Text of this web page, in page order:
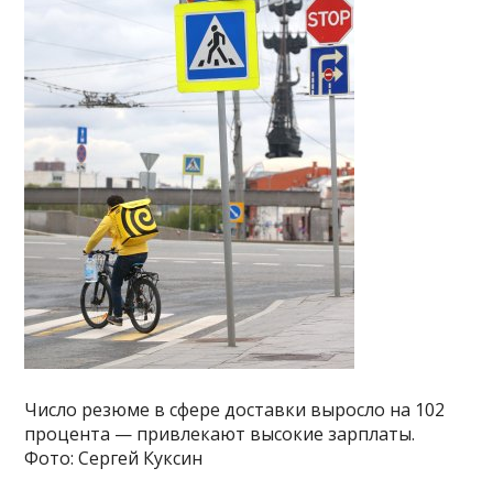
Число резюме в сфере доставки выросло на 102
процента — привлекают высокие зарплаты.
Фото: Сергей Куксин